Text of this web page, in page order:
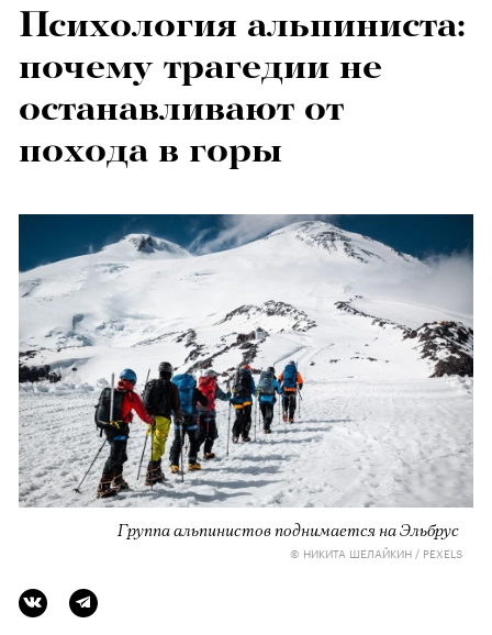
Психология альпиниста:
почему трагедии не
останавливают от
похода в горы
Группа альпинистов поднимается на Эльбрус
© НИКИТА ШЕЛАЙКИН / PEXELS